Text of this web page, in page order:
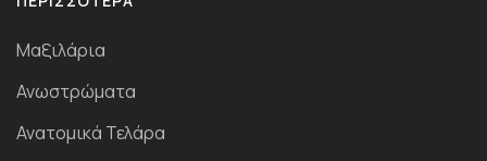
Μαξιλάρια
Ανωστρώματα
Ανατομικά Τελάρα